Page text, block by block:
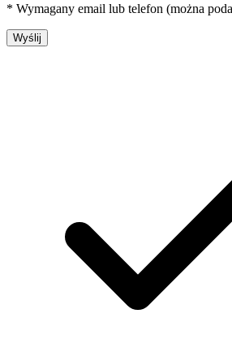
* Wymagany email lub telefon (można
Wyślij